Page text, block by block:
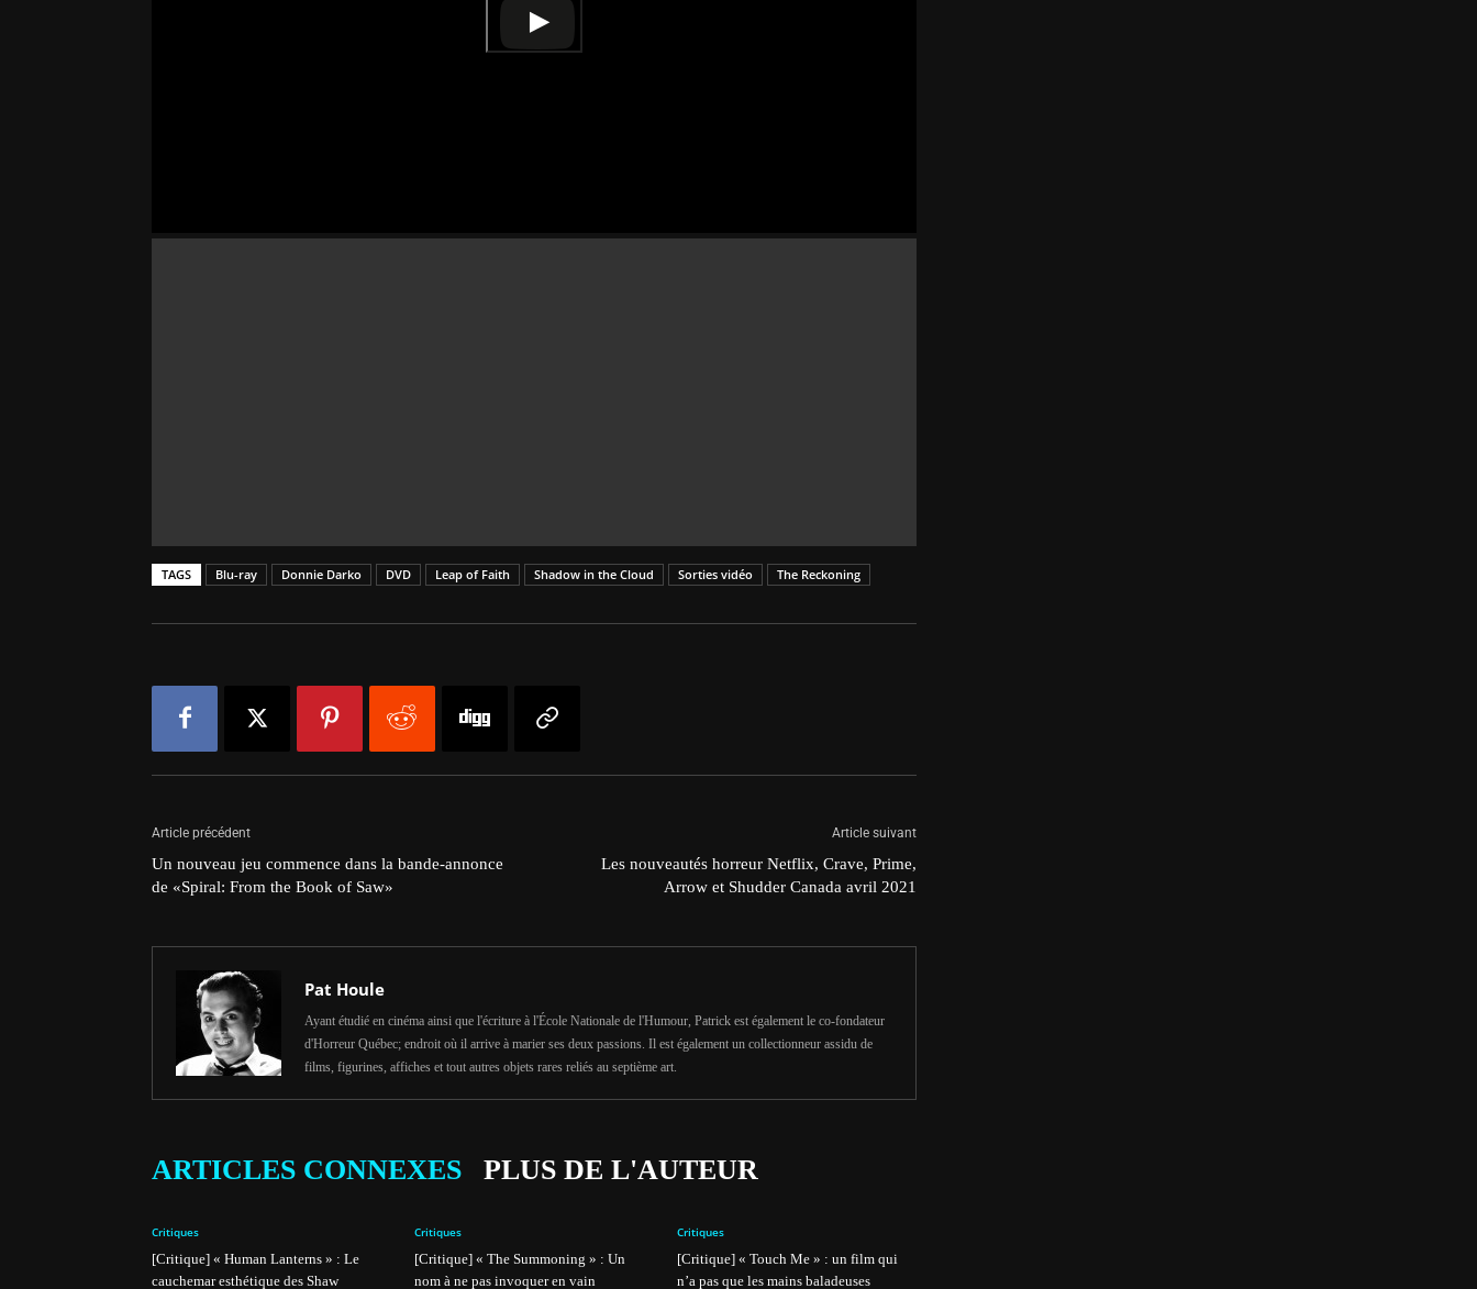
TAGS Blu-ray Donnie Darko DVD Leap of Faith Shadow in the Cloud Sorties vidéo The Reckoning
Article précédent
Un nouveau jeu commence dans la bande-annonce
de «Spiral: From the Book of Saw»
Article suivant
Les nouveautés horreur Netflix, Crave, Prime,
Arrow et Shudder Canada avril 2021
Pat Houle
Ayant étudié en cinéma ainsi que l'écriture à l'École Nationale de l'Humour, Patrick est également le co-fondateur
d'Horreur Québec; endroit où il arrive à marier ses deux passions. Il est également un collectionneur assidu de
films, figurines, affiches et tout autres objets rares reliés au septième art.
ARTICLES CONNEXES PLUS DE L'AUTEUR
Critiques
[Critique] « Human Lanterns » : Le
cauchemar esthétique des Shaw
Critiques
[Critique] « The Summoning » : Un
nom à ne pas invoquer en vain
Critiques
[Critique] « Touch Me » : un film qui
n’a pas que les mains baladeuses